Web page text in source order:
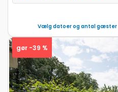
Vælg datoer og antal gæster
gør -39 %